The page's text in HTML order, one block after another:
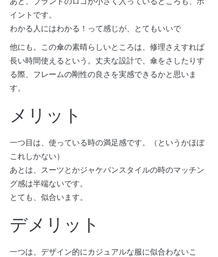
イントです。
わかる人にはわかる！って感じが、とてもいいで
他にも。この傘の素晴らしいところは、修理さえすれば
長い時間使えるという。丈夫な設計で、傘をさしたりす
る際、フレームの剛性の良さを実感できるかと思いま
す。
メリット
一つ目は、使っている時の満足感です。（というかほぼ
これしかない）
あとは、スーツとかジャケパンスタイルの時のマッチン
グ感は半端ないです。
とても、似合います。
デメリット
一つは、デザイン的にカジュアルな服に似合わないこ